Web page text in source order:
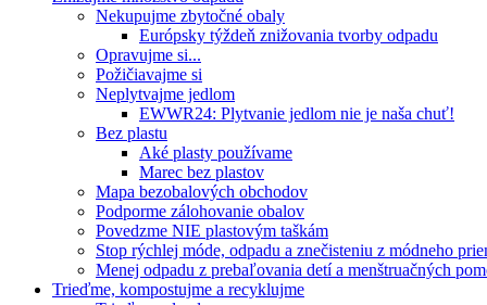
Nekupujme zbytočné obaly
Európsky týždeň znižovania tvorby odpadu
Opravujme si...
Požičiavajme si
Neplytvajme jedlom
EWWR24: Plytvanie jedlom nie je naša chuť!
Bez plastu
Aké plasty používame
Marec bez plastov
Mapa bezobalových obchodov
Podporme zálohovanie obalov
Povedzme NIE plastovým taškám
Stop rýchlej móde, odpadu a znečisteniu z módneho
Menej odpadu z prebaľovania detí a menštruačných
Trieďme, kompostujme a recyklujme